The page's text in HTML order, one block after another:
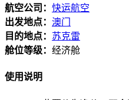
航空公司： 快运航空
出发地点： 澳门
目的地点： 苏克雷
舱位等级： 经济舱
使用说明